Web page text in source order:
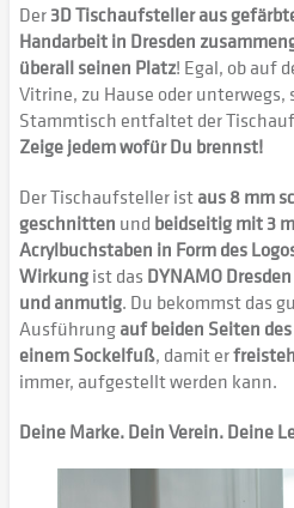
Der3D Tischaufsteller aus
Handarbeit in Dresden
überall seinen Platz! Egal, ob auf
Vitrine, zu Hause oder unterwegs,
Stammtisch entfaltet der
Zeige jedem wofür Du brennst!
Der Tischaufsteller istaus 8 mm
geschnitten und beidseitig mit 3
Acrylbuchstaben in Form des
Wirkungist das DYNAMO
und anmutig. Du bekommst das
Ausführungauf beiden Seiten
einem Sockelfuß, damit er
immer, aufgestellt werden kann.
Deine Marke. Dein Verein. Deine